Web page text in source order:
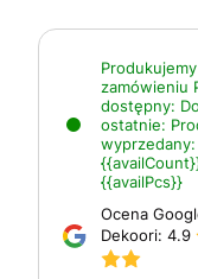
zamówieniu
dostępny:
ostatnie:
wyprzedany:
{{availPcs}}
Ocena
Dekoori: 4.9